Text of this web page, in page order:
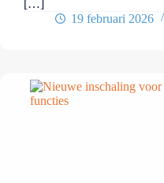
[…]
19 februari 2026